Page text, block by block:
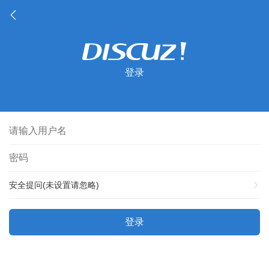
登录
安全提问(未设置请忽略)
登录